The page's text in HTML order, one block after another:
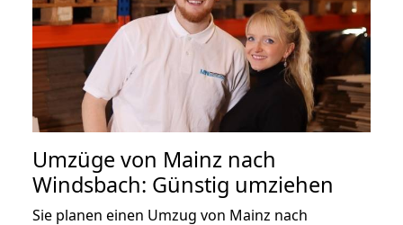
Umzüge von Mainz nach
Windsbach: Günstig umziehen
Sie planen einen Umzug von Mainz nach